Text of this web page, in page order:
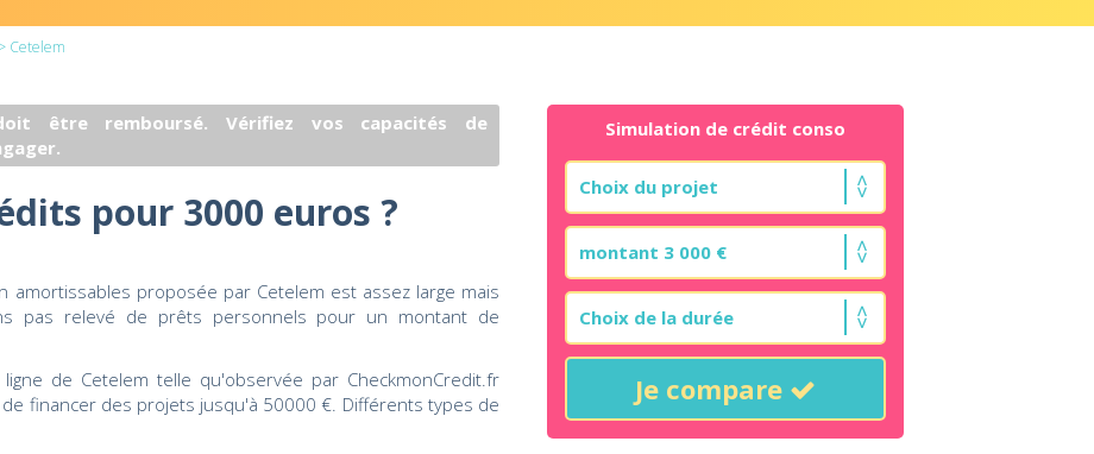
> Cetelem
être remboursé. Vérifiez vos capacités de
pour 3000 euros ?
amortissables proposée par Cetelem est assez large mais
pas relevé de prêts personnels pour un montant de
de Cetelem telle qu'observée par CheckmonCredit.fr
financer des projets jusqu'à 50000 €. Différents types de
Simulation de crédit conso
Je compare